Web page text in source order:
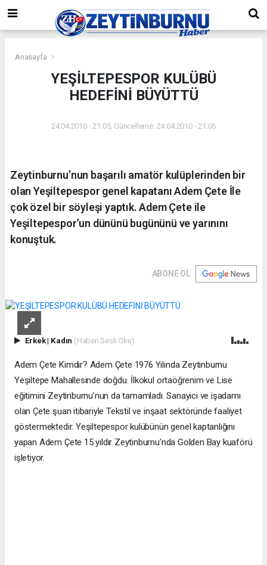
Anasayfa
YEŞİLTEPESPOR KULÜBÜ
HEDEFİNİ BÜYÜTTÜ
24.04.2010 - 21:05, Güncelleme: 24.04.2010 - 21:05
Zeytinburnu’nun başarılı amatör kulüplerinden bir
olan Yeşiltepespor genel kapatanı Adem Çete İle
çok özel bir söyleşi yaptık. Adem Çete ile
Yeşiltepespor’un dününü bugününü ve yarınını
konuştuk.
ABONE OL
Erkek| Kadın (Haberi Sesli Oku)
Adem Çete Kimdir? Adem Çete 1976 Yılında Zeytinburnu
Yeşiltepe Mahallesinde doğdu. İlkokul ortaöğrenim ve Lise
eğitimini Zeytinburnu’nun da tamamladı. Sanayici ve işadamı
olan Çete şuan itibariyle Tekstil ve inşaat sektöründe faaliyet
göstermektedir. Yeşiltepespor kulübünün genel kaptanlığını
yapan Adem Çete 15 yıldır Zeytinburnu’nda Golden Bay kuaförü
işletiyor.